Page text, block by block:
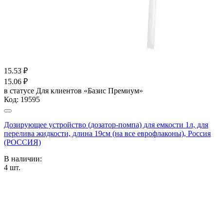
15.53 ₽
15.06 ₽
в статусе Для клиентов «Базис Премиум»
Код: 19595
Дозирующее устройство (дозатор-помпа) для емкости 1л, для
перелива жидкости, длина 19см (на все еврофлаконы), Россия
(РОССИЯ)
В наличии:
4 шт.